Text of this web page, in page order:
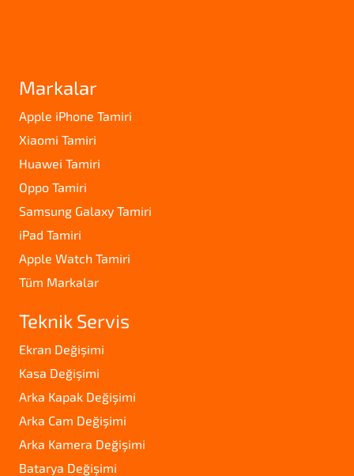
Markalar
Apple iPhone Tamiri
Xiaomi Tamiri
Huawei Tamiri
Oppo Tamiri
Samsung Galaxy Tamiri
iPad Tamiri
Apple Watch Tamiri
Tüm Markalar
Teknik Servis
Ekran Değişimi
Kasa Değişimi
Arka Kapak Değişimi
Arka Cam Değişimi
Arka Kamera Değişimi
Batarya Değişimi